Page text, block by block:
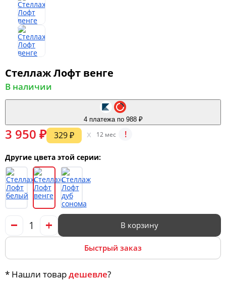
Детская
Прихожая
Офис
Стеллаж Лофт венге
В наличии
4 платежа по 988 ₽
3 950 ₽ 329 ₽ x 12 мес !
Другие цвета этой серии:
В корзину
Быстрый заказ
* Нашли товардешевле?